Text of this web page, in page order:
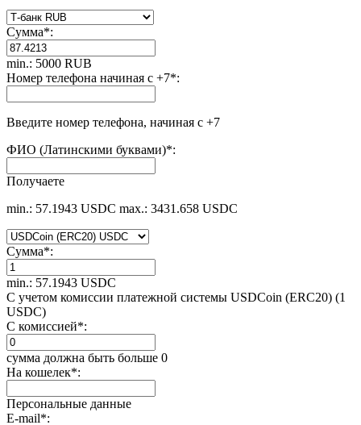
Сумма*:
min.: 5000 RUB
Номер телефона начиная с +7*:
Введите номер телефона, начиная с +7
ФИО (Латинскими буквами)*:
Получаете
min.: 57.1943 USDC max.: 3431.658 USDC
Сумма*:
min.: 57.1943 USDC
С учетом комиссии платежной системы USDCoin (ERC20) (1
USDC)
С комиссией*:
сумма должна быть больше 0
На кошелек*:
Персональные данные
E-mail*: